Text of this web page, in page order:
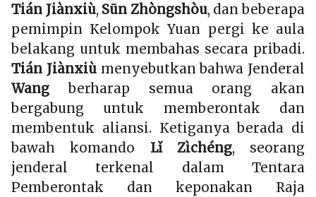
Tián Jiànxiù, Sūn Zhòngshòu, dan beberapa
pemimpin Kelompok Yuan pergi ke aula
belakang untuk membahas secara pribadi.
Tián Jiànxiùmenyebutkan bahwa Jenderal
Wang berharap semua orang akan
bergabung untuk memberontak dan
membentuk aliansi. Ketiganya berada di
bawah komando Lǐ Zìchéng, seorang
jenderal terkenal dalam Tentara
Pemberontak dan keponakan Raja